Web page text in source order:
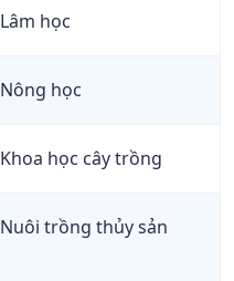
Lâm học
Nông học
Khoa học cây trồng
Nuôi trồng thủy sản